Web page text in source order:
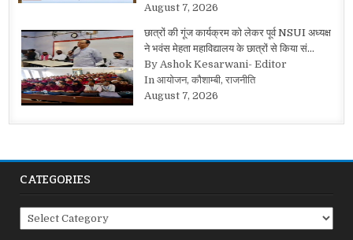
August 7, 2026
छात्रों की गूंज कार्यक्रम को लेकर पूर्व NSUI अध्यक्ष
ने भवंस मेहता महाविद्यालय के छात्रों से किया सं…
By Ashok Kesarwani- Editor
In आयोजन, कौशाम्बी, राजनीति
August 7, 2026
CATEGORIES
Categories